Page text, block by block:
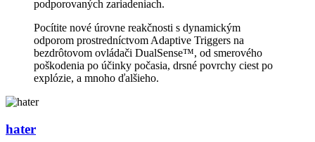
podporovaných zariadeniach.
Pocítite nové úrovne reakčnosti s dynamickým
odporom prostredníctvom Adaptive Triggers na
bezdrôtovom ovládači DualSense™, od smerového
poškodenia po účinky počasia, drsné povrchy ciest po
explózie, a mnoho ďalšieho.
hater